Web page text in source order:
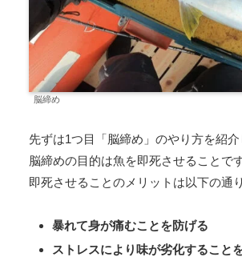
脳締め
先ずは1つ目「脳締め」のやり方を紹介
脳締めの目的は魚を即死させることです
即死させることのメリットは以下の通
暴れて身が痛むことを防げる
ストレスにより味が劣化すること